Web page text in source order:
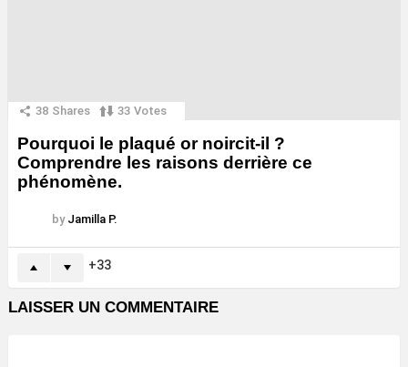
38 Shares 33 Votes
Pourquoi le plaqué or noircit-il ?
Comprendre les raisons derrière ce
phénomène.
by Jamilla P.
33
LAISSER UN COMMENTAIRE